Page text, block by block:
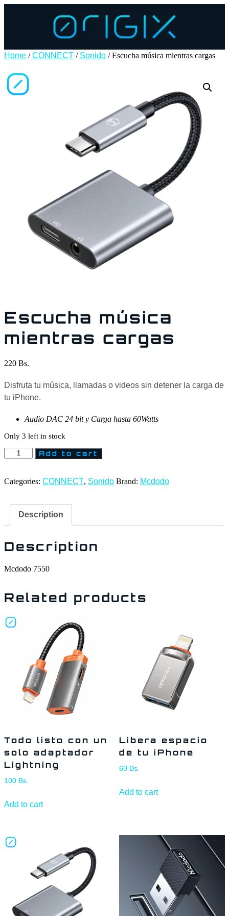
Home /CONNECT / Sonido / Escucha música mientras cargas
Escucha música
mientras cargas
220 Bs.
Disfruta tu música, llamadas o videos sin detener la carga de
tu iPhone.
Audio DAC 24 bit y Carga hasta 60Watts
Only 3 left in stock
Add to cart
Categories: CONNECT, Sonido Brand: Mcdodo
Description
Description
Mcdodo 7550
Related products
Todo listo con un
solo adaptador
Lightning
100 Bs.
Add to cart
Libera espacio
de tu iPhone
60 Bs.
Add to cart